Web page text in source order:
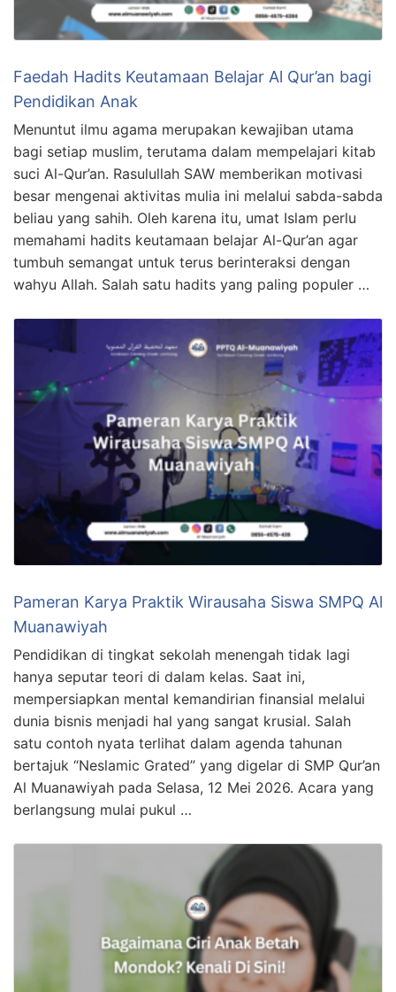
Faedah Hadits Keutamaan Belajar Al Qur’an bagi
Pendidikan Anak
Menuntut ilmu agama merupakan kewajiban utama
bagi setiap muslim, terutama dalam mempelajari kitab
suci Al-Qur’an. Rasulullah SAW memberikan motivasi
besar mengenai aktivitas mulia ini melalui sabda-sabda
beliau yang sahih. Oleh karena itu, umat Islam perlu
memahami hadits keutamaan belajar Al-Qur’an agar
tumbuh semangat untuk terus berinteraksi dengan
wahyu Allah. Salah satu hadits yang paling populer …
Pameran Karya Praktik Wirausaha Siswa SMPQ Al
Muanawiyah
Pendidikan di tingkat sekolah menengah tidak lagi
hanya seputar teori di dalam kelas. Saat ini,
mempersiapkan mental kemandirian finansial melalui
dunia bisnis menjadi hal yang sangat krusial. Salah
satu contoh nyata terlihat dalam agenda tahunan
bertajuk “Neslamic Grated” yang digelar di SMP Qur’an
Al Muanawiyah pada Selasa, 12 Mei 2026. Acara yang
berlangsung mulai pukul …